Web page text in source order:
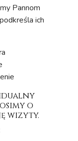
Pannom
ich
o
wizyty.